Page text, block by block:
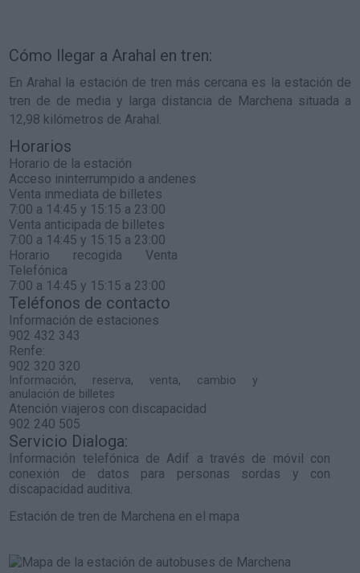
Cómo llegar a Arahal en tren:
En Arahal la estación de tren más cercana es la estación de
tren de de media y larga distancia de Marchena situada a
12,98 kilómetros de Arahal.
Horarios
Horario de la estación
Acceso ininterrumpido a andenes
Venta inmediata de billetes
7:00 a 14:45 y 15:15 a 23:00
Venta anticipada de billetes
7:00 a 14:45 y 15:15 a 23:00
Horario recogida Venta
Telefónica
7:00 a 14:45 y 15:15 a 23:00
Teléfonos de contacto
Información de estaciones
902 432 343
Renfe:
902 320 320
Información, reserva, venta, cambio y
anulación de billetes
Atención viajeros con discapacidad
902 240 505
Servicio Dialoga:
Información telefónica de Adif a través de móvil con
conexión de datos para personas sordas y con
discapacidad auditiva.
Estación de tren de Marchena en el mapa